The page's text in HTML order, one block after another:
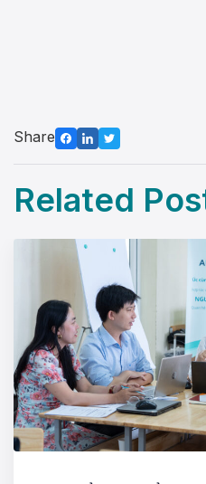
Share
Related